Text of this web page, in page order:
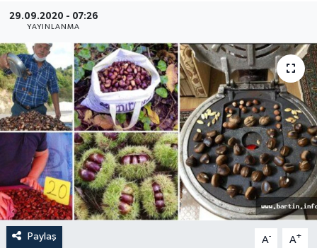
29.09.2020 - 07:26
YAYINLANMA
Paylaş A- A+
Medya
Sağlık
Sinema
Sivil Toplum
Siyaset
Spor
Tarım